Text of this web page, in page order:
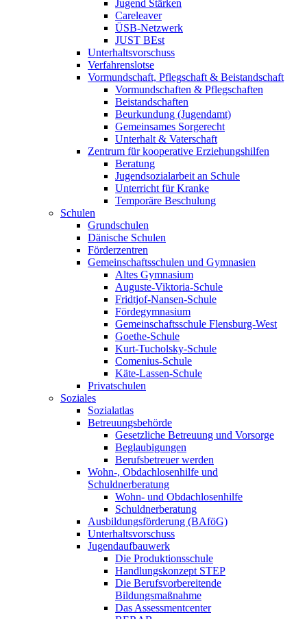
Jugend Stärken
Careleaver
ÜSB-Netzwerk
JUST BEst
Unterhaltsvorschuss
Verfahrenslotse
Vormundschaft, Pflegschaft & Beistandschaft
Vormundschaften & Pflegschaften
Beistandschaften
Beurkundung (Jugendamt)
Gemeinsames Sorgerecht
Unterhalt & Vaterschaft
Zentrum für kooperative Erziehungshilfen
Beratung
Jugendsozialarbeit an Schule
Unterricht für Kranke
Temporäre Beschulung
Schulen
Grundschulen
Dänische Schulen
Förderzentren
Gemeinschaftsschulen und Gymnasien
Altes Gymnasium
Auguste-Viktoria-Schule
Fridtjof-Nansen-Schule
Fördegymnasium
Gemeinschaftsschule Flensburg-West
Goethe-Schule
Kurt-Tucholsky-Schule
Comenius-Schule
Käte-Lassen-Schule
Privatschulen
Soziales
Sozialatlas
Betreuungsbehörde
Gesetzliche Betreuung und Vorsorge
Beglaubigungen
Berufsbetreuer werden
Wohn-, Obdachlosenhilfe und
Schuldnerberatung
Wohn- und Obdachlosenhilfe
Schuldnerberatung
Ausbildungsförderung (BAföG)
Unterhaltsvorschuss
Jugendaufbauwerk
Die Produktionsschule
Handlungskonzept STEP
Die Berufsvorbereitende
Bildungsmaßnahme
Das Assessmentcenter